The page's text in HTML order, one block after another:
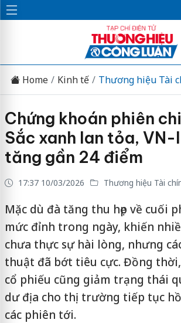
Home Kinh tế Thương hiệu Tài
Chứng khoán phiên
Sắc xanh lan tỏa,
tăng gần 24 điểm
17:37 10/03/2026 Thương hiệu Tài
Mặc dù đà tăng thu hẹp về cuối
mức đỉnh trong ngày, khiến
chưa thực sự hài lòng, nhưng
thuật đã bớt tiêu cực. Đồng
cổ phiếu cũng giảm trạng thái
dư địa cho thị trường tiếp tục
các phiên tới.